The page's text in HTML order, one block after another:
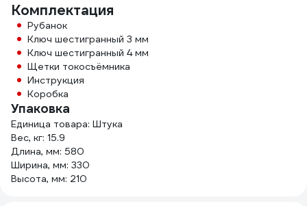
Комплектация
Рубанок
Ключ шестигранный 3 мм
Ключ шестигранный 4 мм
Щетки токосъёмника
Инструкция
Коробка
Упаковка
Единица товара: Штука
Вес, кг: 15.9
Длина, мм: 580
Ширина, мм: 330
Высота, мм: 210